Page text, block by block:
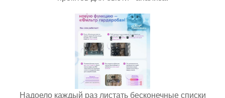
Надоело каждый раз листать бесконечные списки